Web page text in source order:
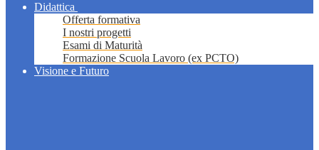
Didattica
Offerta formativa
I nostri progetti
Esami di Maturità
Formazione Scuola Lavoro (ex PCTO)
Visione e Futuro